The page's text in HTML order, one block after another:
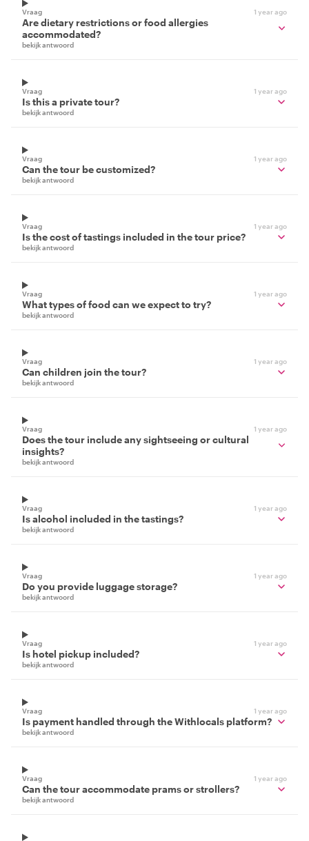
Vraag 1 year ago
Are dietary restrictions or food allergies
accommodated?
bekijk antwoord
Vraag 1 year ago
Is this a private tour?
bekijk antwoord
Vraag 1 year ago
Can the tour be customized?
bekijk antwoord
Vraag 1 year ago
Is the cost of tastings included in the tour price?
bekijk antwoord
Vraag 1 year ago
What types of food can we expect to try?
bekijk antwoord
Vraag 1 year ago
Can children join the tour?
bekijk antwoord
Vraag 1 year ago
Does the tour include any sightseeing or cultural
insights?
bekijk antwoord
Vraag 1 year ago
Is alcohol included in the tastings?
bekijk antwoord
Vraag 1 year ago
Do you provide luggage storage?
bekijk antwoord
Vraag 1 year ago
Is hotel pickup included?
bekijk antwoord
Vraag 1 year ago
Is payment handled through the Withlocals platform?
bekijk antwoord
Vraag 1 year ago
Can the tour accommodate prams or strollers?
bekijk antwoord